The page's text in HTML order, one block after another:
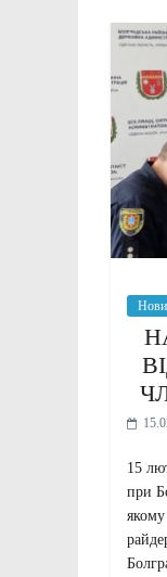
15
при
якому